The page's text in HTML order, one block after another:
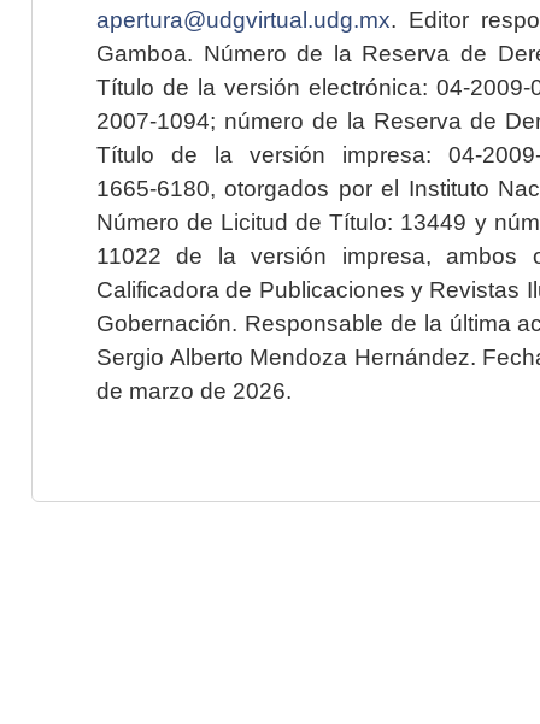
apertura@udgvirtual.udg.mx. Editor
Gamboa. Número de la Reserva de
Título de la versión electrónica: 04-2009-
2007-1094; número de la Reserva de
Título de la versión impresa: 04-2009-
1665-6180, otorgados por el Instituto
Número de Licitud de Título: 13449 y
11022 de la versión impresa, ambos
Calificadora de Publicaciones y Revistas
Gobernación. Responsable de la última
Sergio Alberto Mendoza Hernández.
de marzo de 2026.